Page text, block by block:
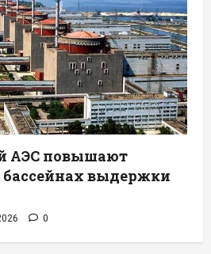
АЭС повышают
бассейнах выдержки
0